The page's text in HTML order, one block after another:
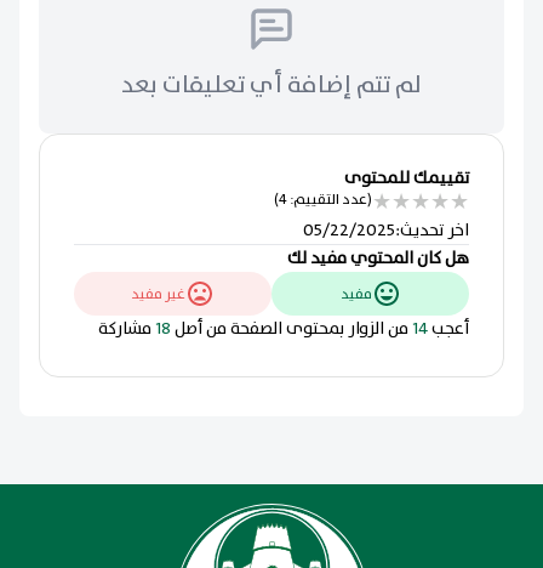
لم تتم إضافة أي تعليقات بعد
تقييمك للمحتوى
★
★
★
★
★(عدد التقييم: 4)
اخر تحديث:
05/22/2025
هل كان المحتوي مفيد لك
مفيد غير مفيد
أعجب14 من الزوار بمحتوى الصفحة من أصل18 مشاركة